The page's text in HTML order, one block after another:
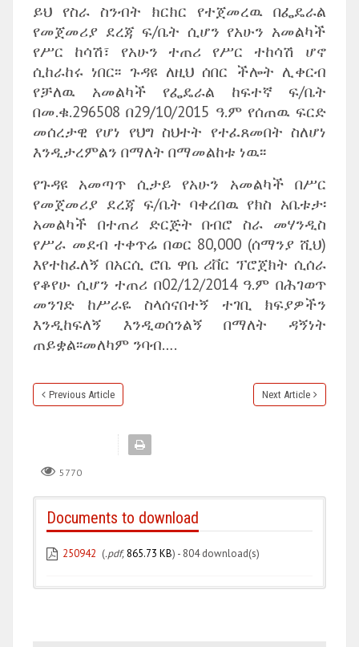
ይህ የስራ ስንብት ክርክር የተጀመረዉ በፌዴራል
የመጀመሪያ ደረጃ ፍ/ቤት ሲሆን የአሁን አመልካች
የሥር ከሳሽ፣ የአሁን ተጠሪ የሥር ተከሳሽ ሆኖ
ሲከራከሩ ነበር፡፡ ጉዳዩ ለዚህ ሰበር ችሎት ሊቀርብ
የቻለዉ አመልካች የፌዴራል ከፍተኛ ፍ/ቤት
በመ.ቁ.296508 በ29/10/2015 ዓ.ም የሰጠዉ ፍርድ
መሰረታዊ የሆነ የህግ ስህተት የተፈጸመበት ስለሆነ
እንዲታረምልን በማለት በማመልከቱ ነዉ፡፡
የጉዳዩ አመጣጥ ሲታይ የአሁን አመልካች በሥር
የመጀመሪያ ደረጃ ፍ/ቤት ባቀረበዉ የክስ አቤቱታ፡
አመልካች በተጠሪ ድርጅት በብሮ ስራ መሃንዲስ
የሥራ መደብ ተቀጥሬ በወር 80,000 (ሰማንያ ሺህ)
እየተከፈለኝ በአርሲ ሮቤ ዋቤ ሪቨር ፕሮጀክት ሲሰራ
የቆየሁ ሲሆን ተጠሪ በ02/12/2014 ዓ.ም በሕገወጥ
መንገድ ከሥራዬ ስላሰናበተኝ ተገቢ ክፍያዎችን
እንዲከፍለኝ እንዲወሰንልኝ በማለት ዳኝነት
ጠይቋል፡፡መለካም ንባብ….
Previous Article Next Article
5770
Documents to download
250942 (.pdf, 865.73 KB) - 804 download(s)